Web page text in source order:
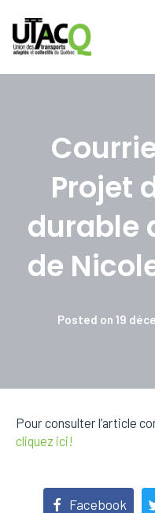
Projet
durable
de
Posted on 19
Pour consulter l’article
cliquez ici!
Facebook